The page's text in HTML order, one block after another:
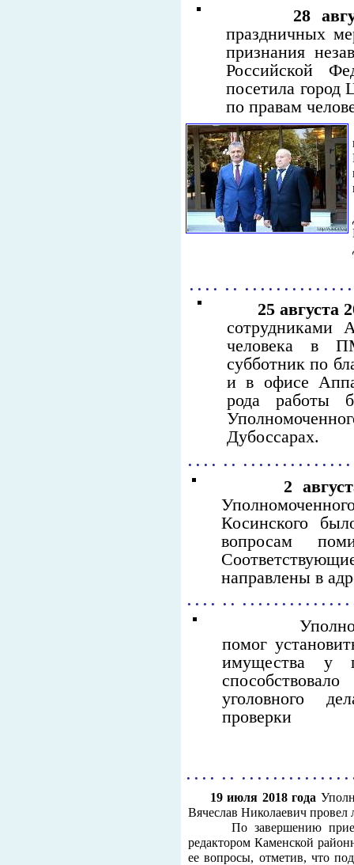
28
праздничных
признания
Российской
посетила город
по правам
. . . . . . . . . . . . . . . . . . . .
25 августа
сотрудниками
человека в
субботник по
и в офисе
рода работы
Дубоссарах.
. . . . . . . . . . . . . . . . . . . .
2
Косинского
вопросам
направлены в
. . . . . . . . . . . . . . . . . . . .
помог
имущества у
уголовного
проверки
. . . . . . . . . . . . . . . . . . . .
19 июля 2018 года
Вячеслав Николаевич
По завершению приема
редактором Каменской
ее вопросы, отметив, что